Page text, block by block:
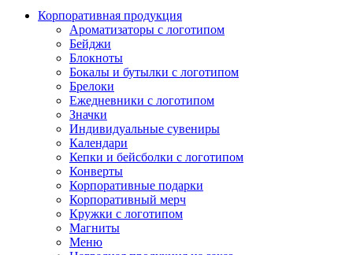
Корпоративная продукция
Ароматизаторы с логотипом
Бейджи
Блокноты
Бокалы и бутылки с логотипом
Брелоки
Ежедневники с логотипом
Значки
Индивидуальные сувениры
Календари
Кепки и бейсболки с логотипом
Конверты
Корпоративные подарки
Корпоративный мерч
Кружки с логотипом
Магниты
Меню